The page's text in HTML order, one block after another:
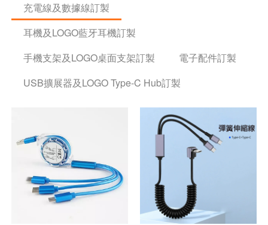
充電線及數據線訂製
耳機及LOGO藍牙耳機訂製
手機支架及LOGO桌面支架訂製
電子配件訂製
USB擴展器及LOGO Type-C Hub訂製